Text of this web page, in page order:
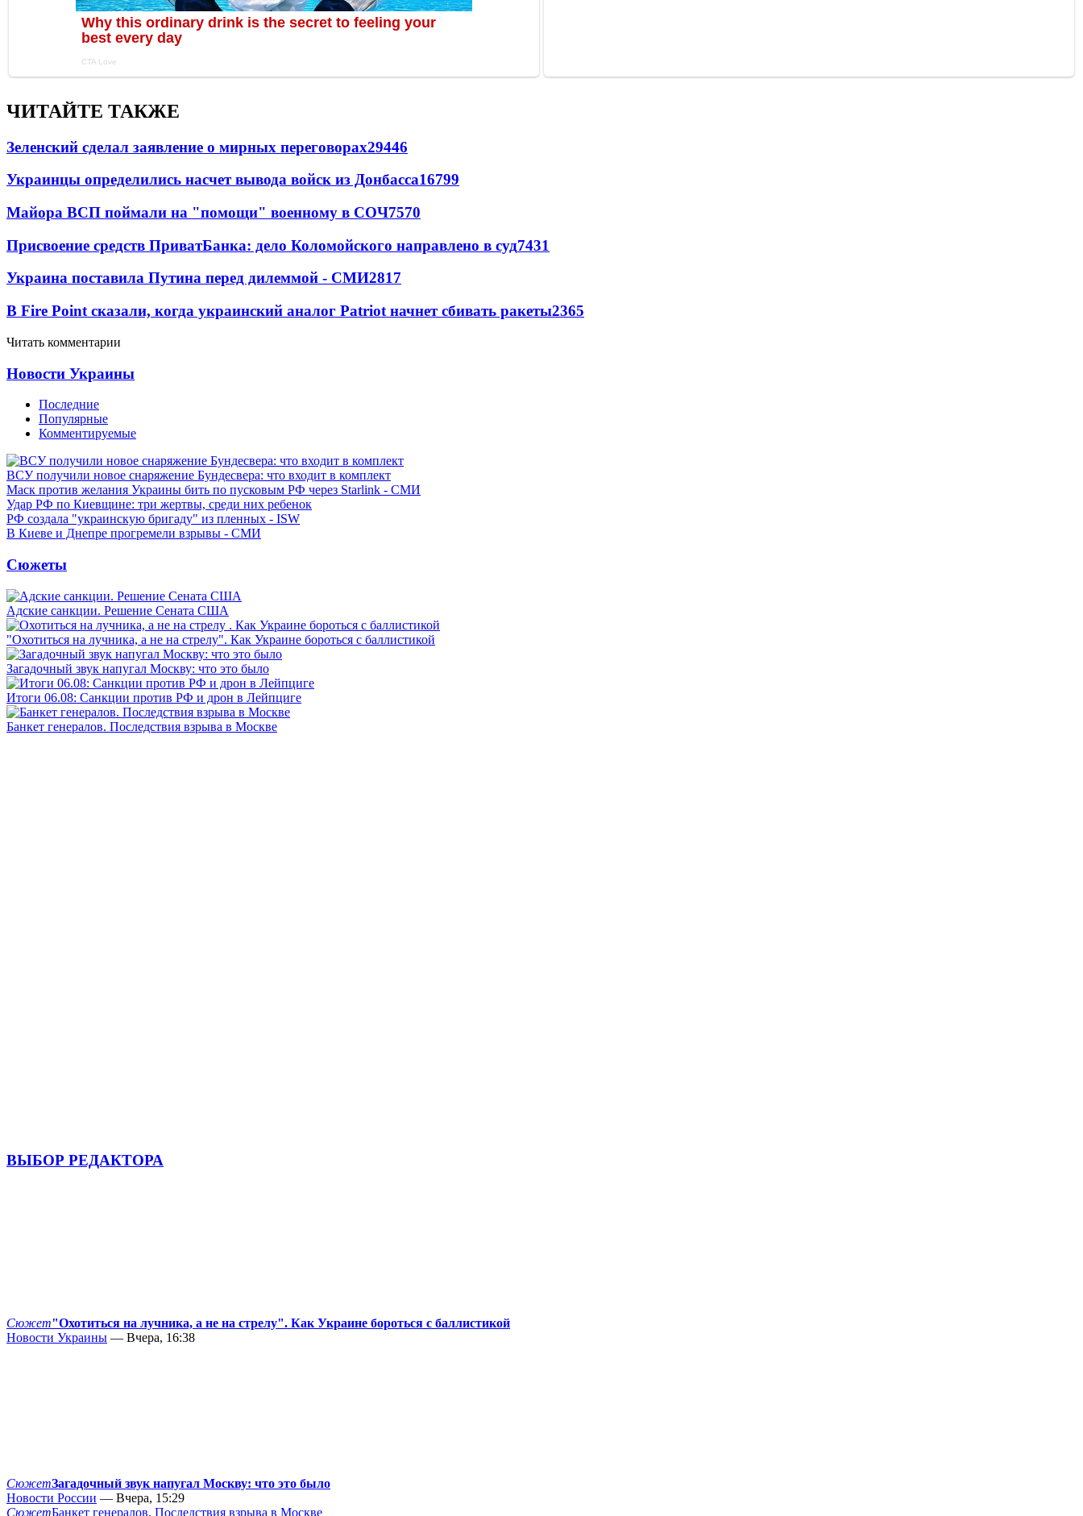
ЧИТАЙТЕ ТАКЖЕ
Зеленский сделал заявление о мирных переговорах29446
Украинцы определились насчет вывода войск из Донбасса16799
Майора ВСП поймали на "помощи" военному в СОЧ7570
Присвоение средств ПриватБанка: дело Коломойского направлено в суд7431
Украина поставила Путина перед дилеммой - СМИ2817
В Fire Point сказали, когда украинский аналог Patriot начнет сбивать ракеты2365
Читать комментарии
Новости Украины
Последние
Популярные
Комментируемые
ВСУ получили новое снаряжение Бундесвера: что входит в комплект
Маск против желания Украины бить по пусковым РФ через Starlink - СМИ
Удар РФ по Киевщине: три жертвы, среди них ребенок
РФ создала "украинскую бригаду" из пленных - ISW
В Киеве и Днепре прогремели взрывы - СМИ
Сюжеты
Адские санкции. Решение Сената США
"Охотиться на лучника, а не на стрелу". Как Украине бороться с баллистикой
Загадочный звук напугал Москву: что это было
Итоги 06.08: Санкции против РФ и дрон в Лейпциге
Банкет генералов. Последствия взрыва в Москве
ВЫБОР РЕДАКТОРА
Сюжет"Охотиться на лучника, а не на стрелу". Как Украине бороться с баллистикой
Новости Украины — Вчера, 16:38
СюжетЗагадочный звук напугал Москву: что это было
Новости России — Вчера, 15:29
СюжетБанкет генералов. Последствия взрыва в Москве